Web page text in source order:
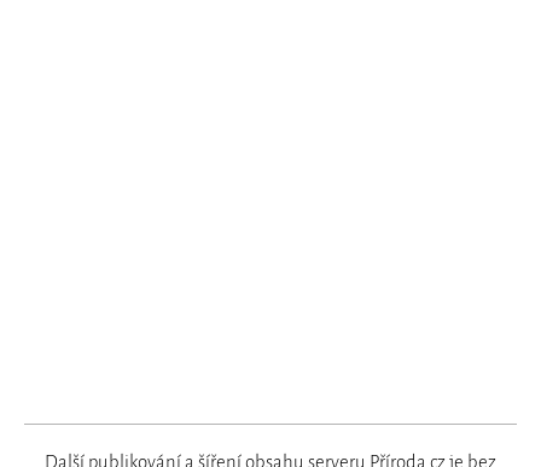
Další publikování a šíření obsahu serveru Příroda.cz je bez